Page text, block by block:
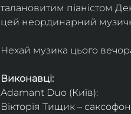
талановитим піаністом
цей неординарний
Нехай музика цього
Виконавці:
Adamant Duo (Київ):
Вікторія Тищик –